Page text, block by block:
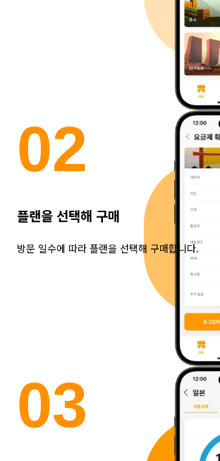
02
플랜을 선택해 구매
방문 일수에 따라 플랜을 선택해 구매합니다.
03